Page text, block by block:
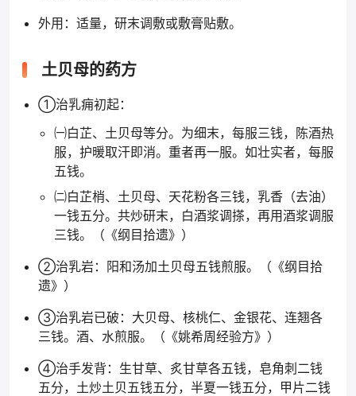
外用：适量，研末调敷或敷膏贴敷。
土贝母的药方
①治乳痈初起：
㈠白芷、土贝母等分。为细末，每服三钱，陈酒热
服，护暖取汗即消。重者再一服。如壮实者，每服
五钱。
㈡白芷梢、土贝母、天花粉各三钱，乳香（去油）
一钱五分。共炒研末，白酒浆调搽，再用酒浆调服
三钱。（《纲目拾遗》）
②治乳岩：阳和汤加土贝母五钱煎服。（《纲目拾
遗》）
③治乳岩已破：大贝母、核桃仁、金银花、连翘各
三钱。酒、水煎服。（《姚希周经验方》）
④治手发背：生甘草、炙甘草各五钱，皂角刺二钱
五分，土炒土贝五钱五分，半夏一钱五分，甲片二钱